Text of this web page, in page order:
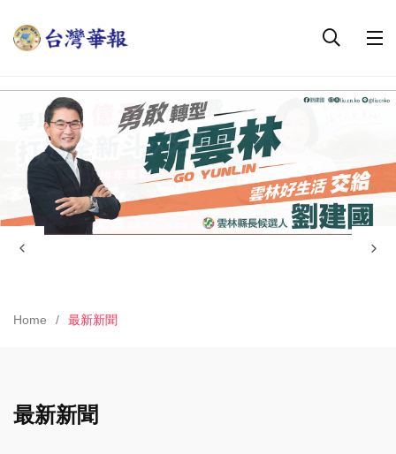
Home 最新新聞
最新新聞